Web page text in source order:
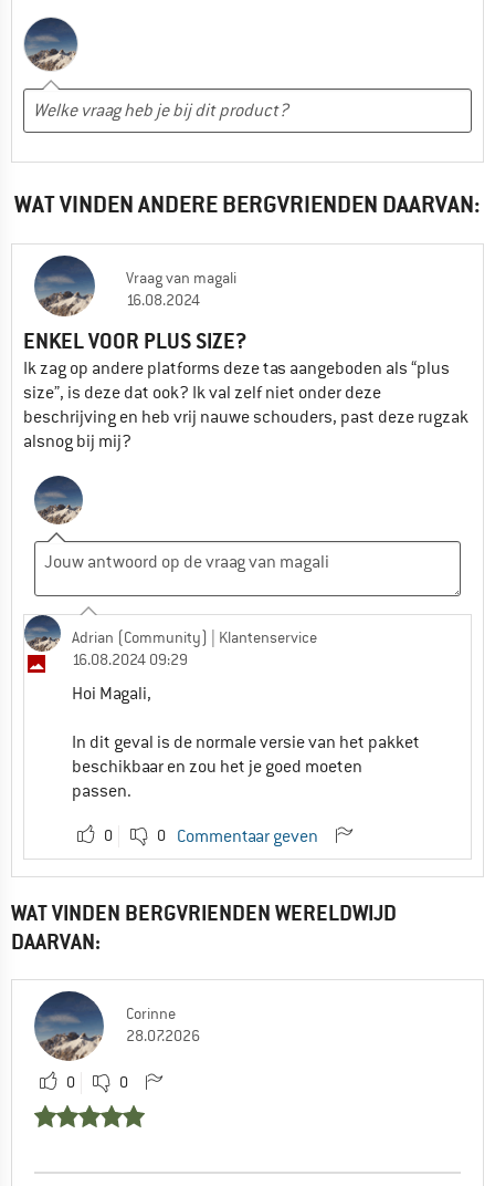
WAT VINDEN ANDERE BERGVRIENDEN DAARVAN:
Vraagvan magali
16.08.2024
ENKEL VOOR PLUS SIZE?
Ik zag op andere platforms deze tas aangeboden als “plus
size”, is deze dat ook? Ik val zelf niet onder deze
beschrijving en heb vrij nauwe schouders, past deze rugzak
alsnog bij mij?
Adrian (Community)
| Klantenservice
16.08.2024 09:29
Hoi Magali,
In dit geval is de normale versie van het pakket
beschikbaar en zou het je goed moeten
passen.
0 0 Commentaar geven
WAT VINDEN BERGVRIENDEN WERELDWIJD
DAARVAN:
Corinne
28.07.2026
0 0